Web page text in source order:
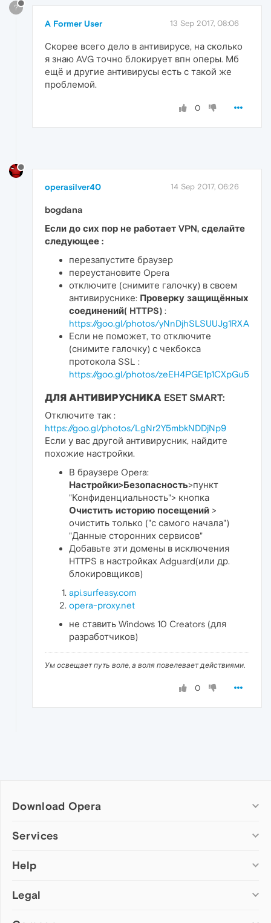
?
A Former User 13 Sep 2017, 08:06
Скорее всего дело в антивирусе, на сколько
я знаю AVG точно блокирует впн оперы. Мб
ещё и другие антивирусы есть с такой же
проблемой.
0
operasilver40 14 Sep 2017, 06:26
bogdana
Если до сих пор не работает VPN, сделайте
следующее :
перезапустите браузер
переустановите Opera
отключите (снимите галочку) в своем
антивируснике: Проверку защищённых
соединений( HTTPS) :
https://goo.gl/photos/yNnDjhSLSUUJg1RXA
Если не поможет, то отключите
(снимите галочку) с чекбокса
протокола SSL :
https://goo.gl/photos/zeEH4PGE1p1CXpGu5
ДЛЯ АНТИВИРУСНИКА ESET SMART:
Отключите так :
https://goo.gl/photos/LgNr2Y5mbkNDDjNp9
Если у вас другой антивирусник, найдите
похожие настройки.
В браузере Opera:
Настройки>Безопасность>пункт
"Конфиденциальность"> кнопка
Очистить историю посещений >
очистить только ("с самого начала")
"Данные сторонних сервисов"
Добавьте эти домены в исключения
HTTPS в настройках Adguard(или др.
блокировщиков)
api.surfeasy.com
opera-proxy.net
не ставить Windows 10 Creators (для
разработчиков)
Ум освещает путь воле, а воля повелевает действиями.
0
Download Opera
Computer browsers
Opera for Mac
Opera beta version
Services
Add-ons
Wallpapers
Help
Help & support
Legal